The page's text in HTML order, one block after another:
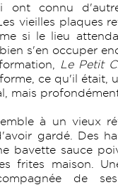
ont connu
vieilles plaques
si le lieu
s'en occuper
Le Petit
ce qu'il était,
mais
à un vieux
gardé. Des
bavette sauce
frites maison.
de